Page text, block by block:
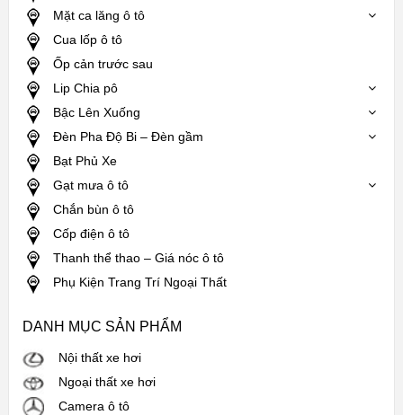
Mặt ca lăng ô tô
Cua lốp ô tô
Ốp cản trước sau
Lip Chia pô
Bậc Lên Xuống
Đèn Pha Độ Bi – Đèn gầm
Bạt Phủ Xe
Gạt mưa ô tô
Chắn bùn ô tô
Cốp điện ô tô
Thanh thể thao – Giá nóc ô tô
Phụ Kiện Trang Trí Ngoại Thất
DANH MỤC SẢN PHẨM
Nội thất xe hơi
Ngoại thất xe hơi
Camera ô tô